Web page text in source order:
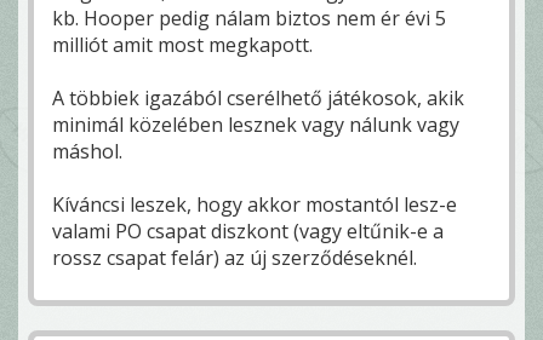
kb. Hooper pedig nálam biztos nem ér évi 5
milliót amit most megkapott.
A többiek igazából cserélhető játékosok, akik
minimál közelében lesznek vagy nálunk vagy
máshol.
Kíváncsi leszek, hogy akkor mostantól lesz-e
valami PO csapat diszkont (vagy eltűnik-e a
rossz csapat felár) az új szerződéseknél.